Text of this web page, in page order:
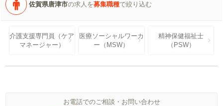
佐賀県唐津市の求人を募集職種で絞り込む
介護支援専門員（ケア
マネージャー）
医療ソーシャルワーカ
ー（MSW）
精神保健福祉士
（PSW）
お電話でのご相談・お問い合わせ